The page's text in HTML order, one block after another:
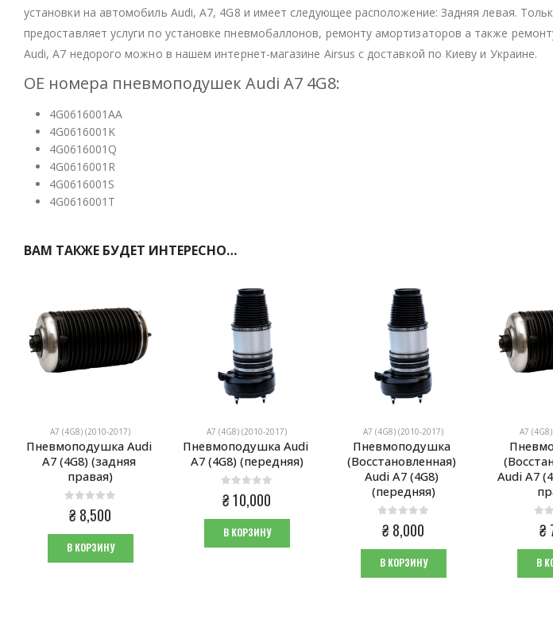
установки на автомобиль Audi, A7, 4G8 и имеет следующее расположение: Задняя левая.
предоставляет услуги по установке пневмобаллонов, ремонту амортизаторов а также
Audi, A7 недорого можно в нашем интернет-магазине Airsus с доставкой по Киеву и Украине.
OE номера пневмоподушек Audi A7 4G8:
4G0616001AA
4G0616001K
4G0616001Q
4G0616001R
4G0616001S
4G0616001T
ВАМ ТАКЖЕ БУДЕТ ИНТЕРЕСНО…
A7 (4G8) (2010-2017)
Пневмоподушка Audi
A7 (4G8) (задняя
правая)
0из 5
₴8,500
В КОРЗИНУ
A7 (4G8) (2010-2017)
Пневмоподушка Audi
A7 (4G8) (передняя)
0 из 5
₴10,000
В КОРЗИНУ
A7 (4G8) (2010-2017)
Пневмоподушка
(Восстановленная)
Audi A7 (4G8)
(передняя)
0из 5
₴8,000
В КОРЗИНУ
A7
Audi A7
₴
В